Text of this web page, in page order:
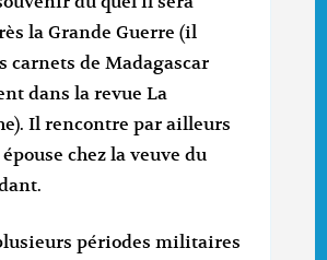
la Grande Guerre (il
carnets de Madagascar
dans la revue La
Il rencontre par ailleurs
chez la veuve du
périodes militaires